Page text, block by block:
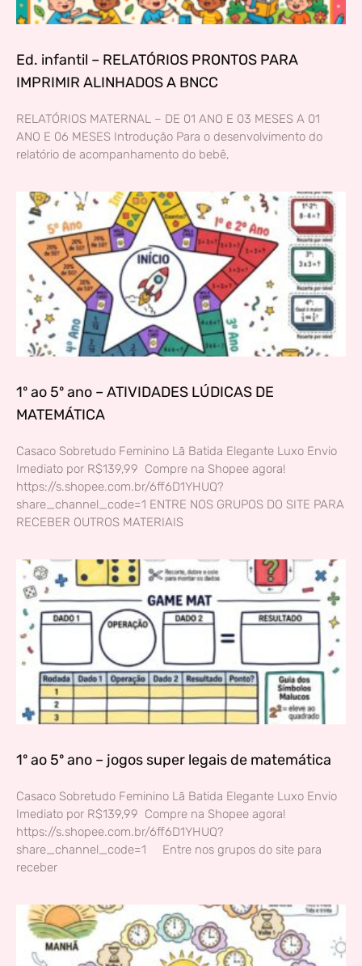
Ed. infantil – RELATÓRIOS PRONTOS PARA
IMPRIMIR ALINHADOS A BNCC
RELATÓRIOS MATERNAL – DE 01 ANO E 03 MESES A 01
ANO E 06 MESES Introdução Para o desenvolvimento do
relatório de acompanhamento do bebê,
1º ao 5º ano – ATIVIDADES LÚDICAS DE
MATEMÁTICA
Casaco Sobretudo Feminino Lã Batida Elegante Luxo Envio
Imediato por R$139,99 Compre na Shopee agora!
https://s.shopee.com.br/6ff6D1YHUQ?
share_channel_code=1 ENTRE NOS GRUPOS DO SITE PARA
RECEBER OUTROS MATERIAIS
1º ao 5º ano – jogos super legais de matemática
Casaco Sobretudo Feminino Lã Batida Elegante Luxo Envio
Imediato por R$139,99 Compre na Shopee agora!
https://s.shopee.com.br/6ff6D1YHUQ?
share_channel_code=1 Entre nos grupos do site para
receber